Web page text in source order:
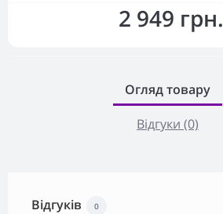
2 949 грн.
Огляд товару
Відгуки (0)
Відгуків 0